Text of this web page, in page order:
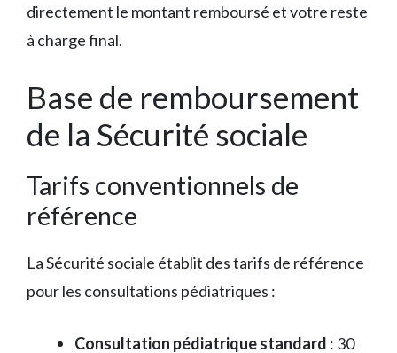
directement le montant remboursé et votre reste
à charge final.
Base de remboursement
de la Sécurité sociale
Tarifs conventionnels de
référence
La Sécurité sociale établit des tarifs de référence
pour les consultations pédiatriques :
Consultation pédiatrique standard : 30